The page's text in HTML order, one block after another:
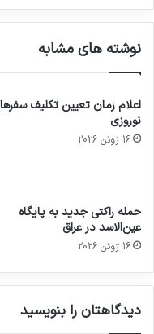
نوشته های مشابه
اعلام زمان تعیین تکلیف
نوروزی
16 ژوئن 2026
حمله راکتی جدید به پایگاه
عین‌الاسد در عراق
16 ژوئن 2026
دیدگاهتان را بنویسید